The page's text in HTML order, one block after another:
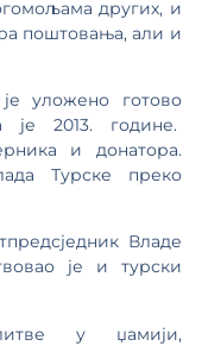
других, и
поштовања, али и
уложено готово
2013. године.
и донатора.
Турске преко
Владе
је и турски
у џамији,